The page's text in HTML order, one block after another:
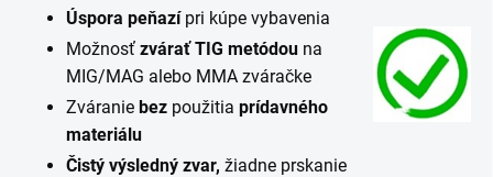
Úspora peňazípri kúpe vybavenia
Možnosť zvárať TIG metódou na
MIG/MAG alebo MMA zváračke
Zváranie bez použitia prídavného
materiálu
Čistý výsledný zvar, žiadne prskanie